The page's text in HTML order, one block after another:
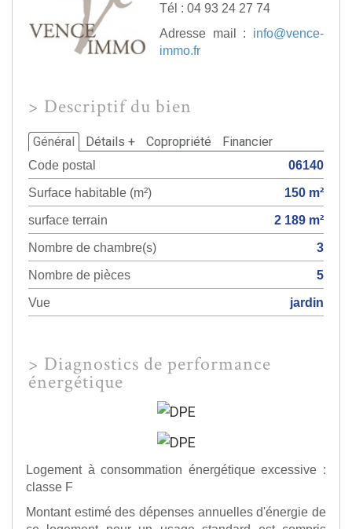
Tél : 04 93 24 27 74
Adresse mail : info@vence-
immo.fr
> Descriptif du bien
Général Détails + Copropriété Financier
Code postal
06140
Surface habitable (m²)
150 m²
surface terrain
2 189 m²
Nombre de chambre(s)
3
Nombre de pièces
5
Vue
jardin
> Diagnostics de performance
énergétique
Logement à consommation énergétique excessive :
classe F
Montant estimé des dépenses annuelles d'énergie de